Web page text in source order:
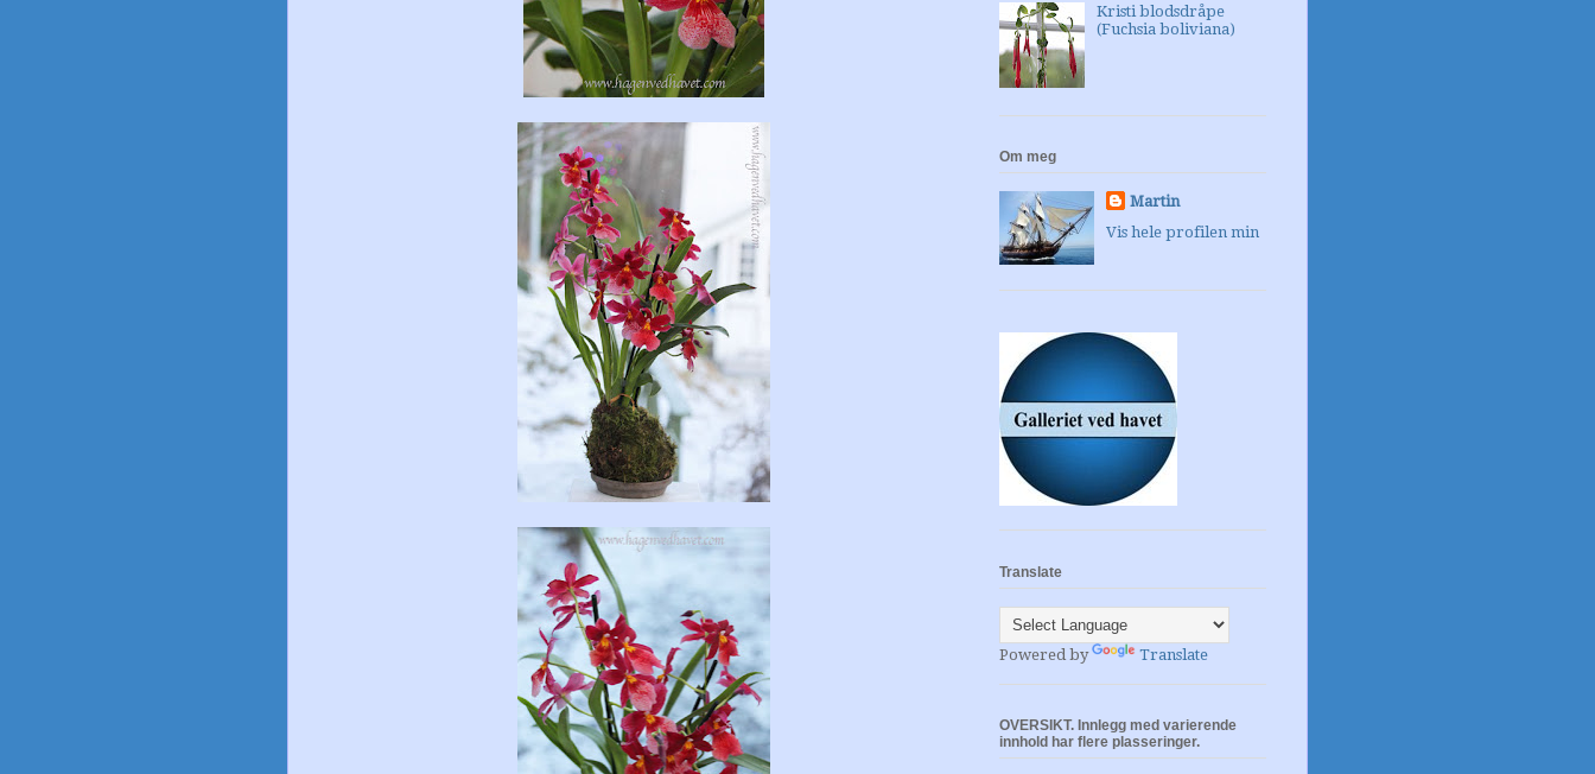
Kristi blodsdråpe
(Fuchsia boliviana)
Om meg
Martin
Vis hele profilen min
Translate
Powered by Translate
OVERSIKT. Innlegg med varierende
innhold har flere plasseringer.